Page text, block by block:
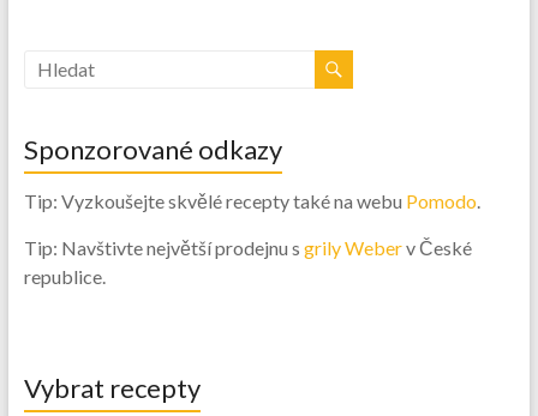
Sponzorované odkazy
Tip: Vyzkoušejte skvělé recepty také na webu Pomodo.
Tip: Navštivte největší prodejnu s grily Weberv České
republice.
Vybrat recepty